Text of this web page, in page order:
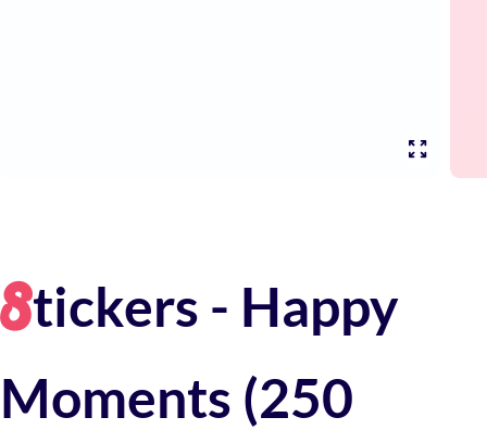
Stickers - Happy
Moments (250